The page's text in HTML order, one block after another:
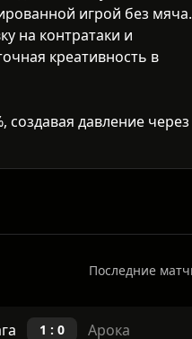
игрой без мяча.
на контратаки и
креативность в
создавая давление через
выстроит 4-4-2/5-3-2 в